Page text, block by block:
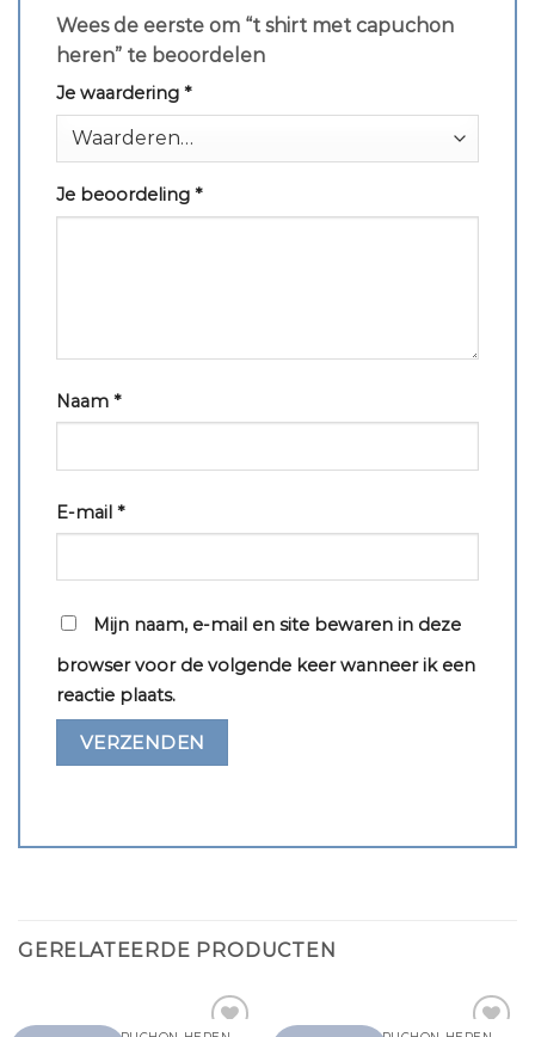
Wees de eerste om “t shirt met capuchon
heren” te beoordelen
Je waardering *
Je beoordeling *
Naam *
E-mail *
Mijn naam, e-mail en site bewaren in deze
browser voor de volgende keer wanneer ik een
reactie plaats.
GERELATEERDE PRODUCTEN